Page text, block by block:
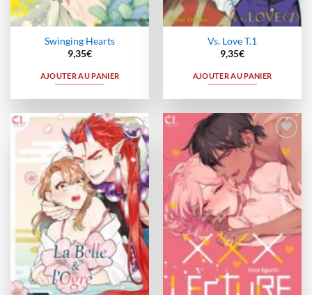
Swinging Hearts
9,35€
AJOUTER AU PANIER
Vs. Love T.1
9,35€
AJOUTER AU PANIER
Ajouter
à la
wishlist
Ajouter
à la
wishlist